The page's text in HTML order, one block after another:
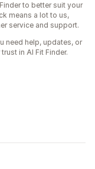
to better suit your
means a lot to us,
service and support.
need help, updates, or
in AI Fit Finder.